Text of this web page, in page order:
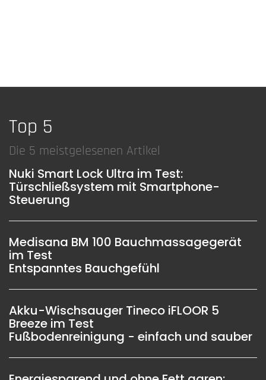
Top 5
Die 5 meistgelesenen Artikel
Nuki Smart Lock Ultra im Test:
Türschließsystem mit Smartphone-
Steuerung
Medisana BM 100 Bauchmassagegerät
im Test
Entspanntes Bauchgefühl
Akku-Wischsauger Tineco iFLOOR 5
Breeze im Test
Fußbodenreinigung - einfach und sauber